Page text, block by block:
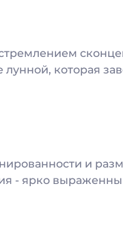
которая
и
- ярко